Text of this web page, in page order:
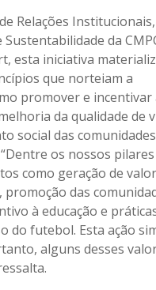
Relações Institucionais,
Sustentabilidade da
esta iniciativa
que norteiam a
promover e incentivar
da qualidade de
social das
os nossos pilares
como geração de valor
das
à educação e
do futebol. Esta ação
alguns desses